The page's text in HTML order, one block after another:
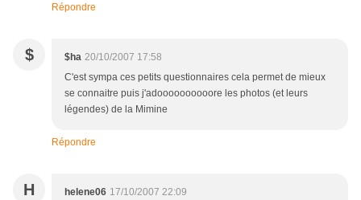
Répondre
$ $ha 20/10/2007 17:58
C'est sympa ces petits questionnaires cela permet de mieux
se connaitre puis j'adoooooooooore les photos (et leurs
légendes) de la Mimine
Répondre
H helene06 17/10/2007 22:09